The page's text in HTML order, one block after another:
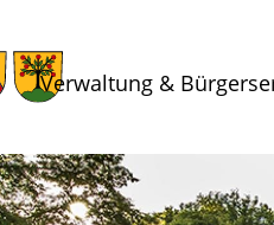
Verwaltung &